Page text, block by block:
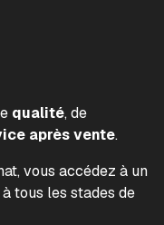
qualité, de
après vente.
vous accédez à un
tous les stades de